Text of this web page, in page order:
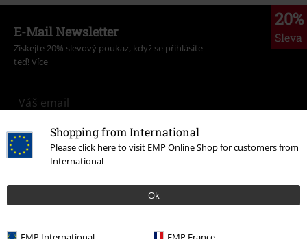
Shopping from International
Please click here to visit EMP Online Shop for customers from
International
Ok
20%
Sleva
E-Mail Newsletter
Získejte 20% slevový poukaz, když se přihlásíte
teď! Více
Tímto souhlasím se zasíláním EMP Newslettru a souhlasím s tím, že
E.M.P. Merchandising mbH může zpracovávat mé osobní údaje a
pravidelně mi posílat informace o svých produktech. Mé osobní údaje
Můj souhlas mohu kdykoliv odvolat na odhlašovací odkaz/link.
Odebírat